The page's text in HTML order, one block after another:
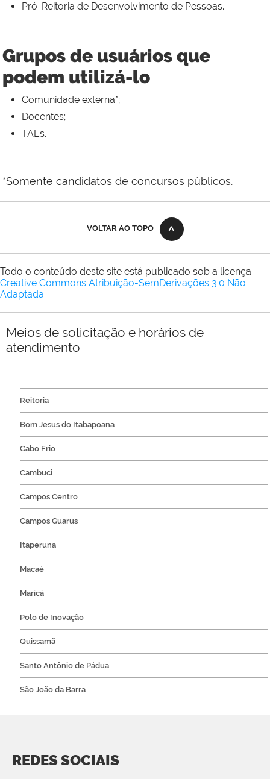
Pró-Reitoria de Desenvolvimento de Pessoas.
Grupos de usuários que
podem utilizá-lo
Comunidade externa*;
Docentes;
TAEs.
*Somente candidatos de concursos públicos.
VOLTAR AO TOPO
Todo o conteúdo deste site está publicado sob a licença
Creative Commons Atribuição-SemDerivações 3.0 Não
Adaptada.
Meios de solicitação e horários de
atendimento
Reitoria
Bom Jesus do Itabapoana
Cabo Frio
Cambuci
Campos Centro
Campos Guarus
Itaperuna
Macaé
Maricá
Polo de Inovação
Quissamã
Santo Antônio de Pádua
São João da Barra
REDES SOCIAIS